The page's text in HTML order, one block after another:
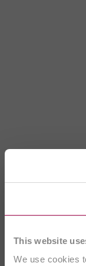
This website
We use cookies